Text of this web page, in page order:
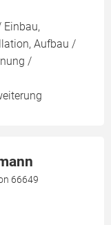
Einbau,
Aufbau /
/
66649